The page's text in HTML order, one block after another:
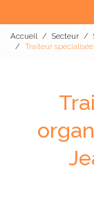
Accueil Secteur
Traiteur